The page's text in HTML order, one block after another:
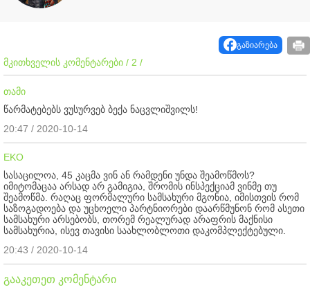
გაზიარება
მკითხველის კომენტარები / 2 /
თამი
წარმატებებს ვუსურვებ ბექა ნაცვლიშვილს!
20:47 / 2020-10-14
EKO
სასაცილოა, 45 კაცმა ვინ ან რამდენი უნდა შეამოწმოს?
იმიტომაცაა არსად არ გამიგია, შრომის ინსპექციამ ვინმე თუ
შეამოწმა. რაღაც ფორმალური სამსახური მგონია, იმისთვის რომ
საზოგადოება და უცხოელი პარტნიორები დაარწმუნონ რომ ასეთი
სამსახური არსებობს, თორემ რეალურად არაფრის მაქნისი
სამსახურია, ისევ თავისი საახლობლოთი დაკომპლექტებული.
20:43 / 2020-10-14
გააკეთეთ კომენტარი